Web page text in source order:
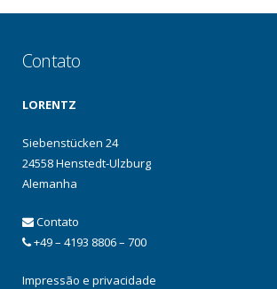
Contato
LORENTZ
Siebenstücken 24
24558 Henstedt-Ulzburg
Alemanha
Contato
+49 – 4193 8806 – 700
Impressão e privacidade